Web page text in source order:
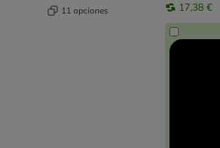
11 opciones 17,38 €